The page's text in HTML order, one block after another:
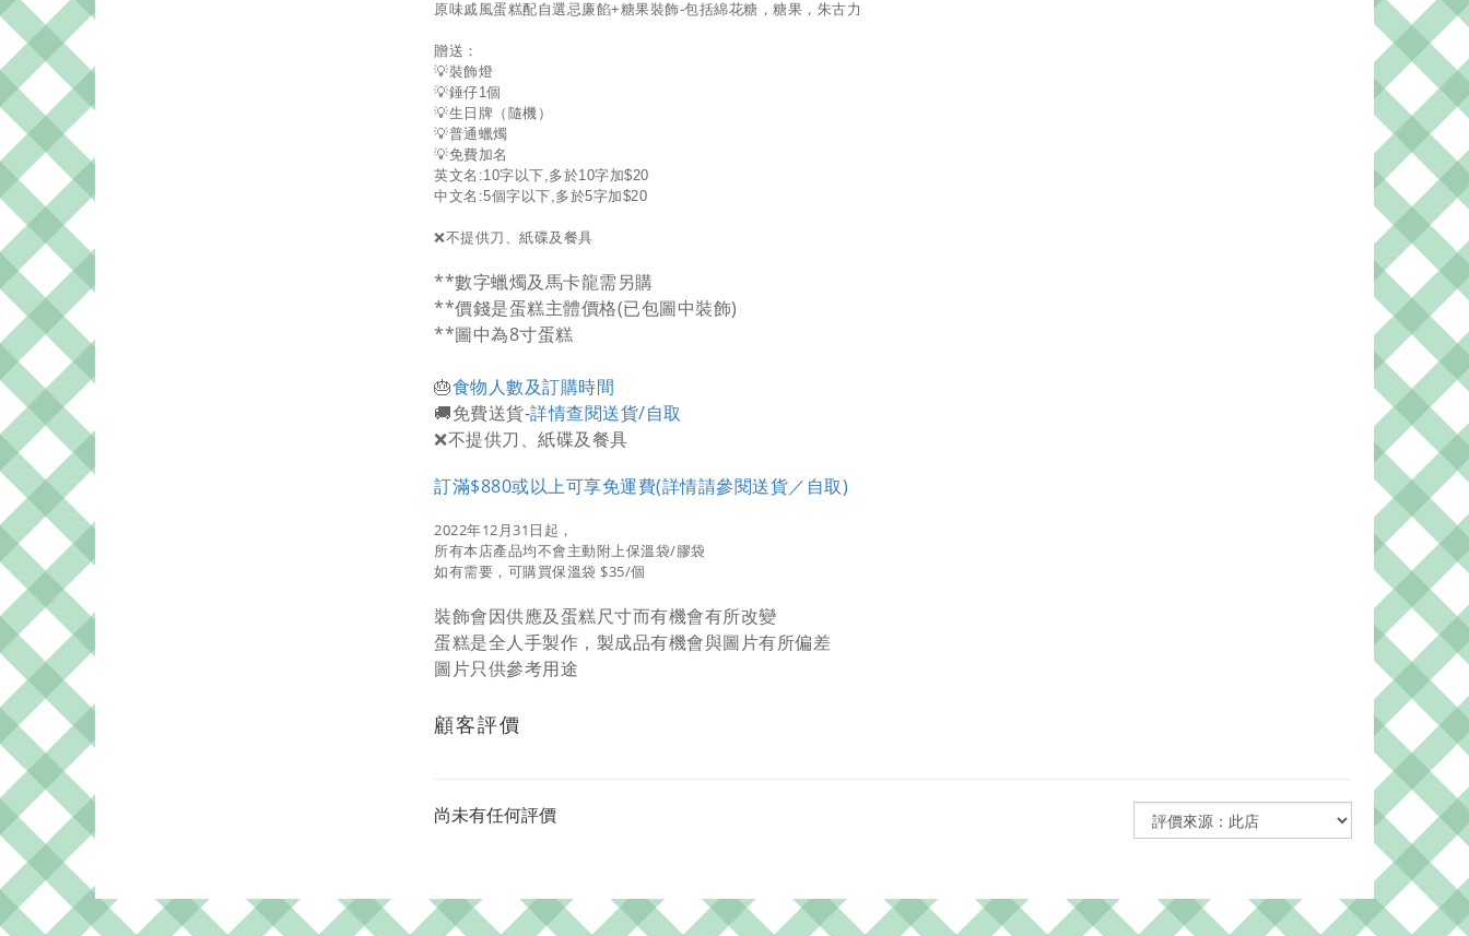
原味戚風蛋糕配自選忌廉餡+糖果裝飾-包括綿花糖，糖果，朱古力
贈送：
💡裝飾燈
💡錘仔1個
💡生日牌（隨機）
💡普通蠟燭
💡免費加名
英文名:10字以下,多於10字加$20
中文名:5個字以下,多於5字加$20
❌不提供刀、紙碟及餐具
**數字蠟燭及馬卡龍需另購
**價錢是蛋糕主體價格(已包圖中裝飾)
**圖中為8寸蛋糕
🎂食物人數及訂購時間
🚚免費送貨-詳情查閱送貨/自取
❌不提供刀、紙碟及餐具
訂滿$880或以上可享免運費(詳情請參閱送貨／自取)
2022年12月31日起，
所有本店產品均不會主動附上保溫袋/膠袋
如有需要，可購買保溫袋 $35/個
裝飾會因供應及蛋糕尺寸而有機會有所改變
蛋糕是全人手製作，製成品有機會與圖片有所偏差
圖片只供參考用途
顧客評價
尚未有任何評價